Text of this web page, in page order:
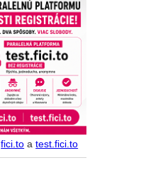
fici.to atest.fici.to